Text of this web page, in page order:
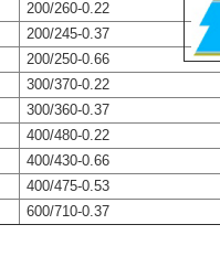
200/260-0.22
200/245-0.37
200/250-0.66
300/370-0.22
300/360-0.37
400/480-0.22
400/430-0.66
400/475-0.53
600/710-0.37